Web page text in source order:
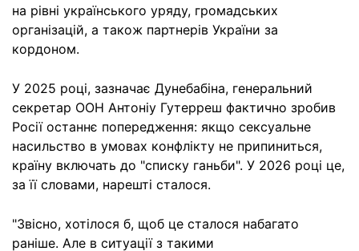
на рівні українського уряду, громадських
організацій, а також партнерів України за
кордоном.
У 2025 році, зазначає Дунебабіна, генеральний
секретар ООН Антоніу Гутерреш фактично зробив
Росії останнє попередження: якщо сексуальне
насильство в умовах конфлікту не припиниться,
країну включать до "списку ганьби". У 2026 році це,
за її словами, нарешті сталося.
"Звісно, хотілося б, щоб це сталося набагато
раніше. Але в ситуації з такими